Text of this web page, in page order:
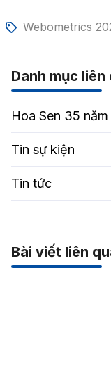
Webometrics
Danh mục liên
Hoa Sen 35 năm
Tin sự kiện
Tin tức
Bài viết liên